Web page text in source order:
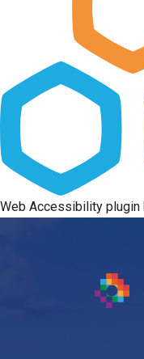
Web Accessibility plugin